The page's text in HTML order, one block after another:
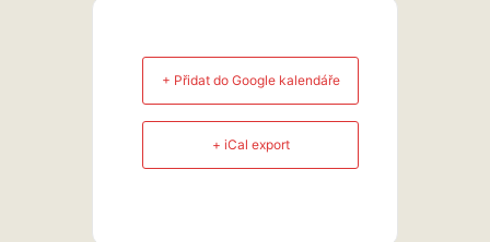
+ Přidat do Google kalendáře
+ iCal export